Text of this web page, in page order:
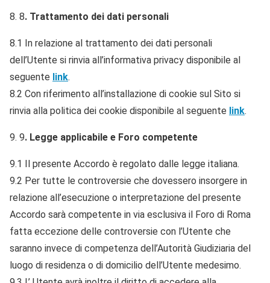
8. Trattamento dei dati personali
8.1 In relazione al trattamento dei dati personali
dell’Utente si rinvia all’informativa privacy disponibile al
seguente link.
8.2 Con riferimento all’installazione di cookie sul Sito si
rinvia alla politica dei cookie disponibile al seguente link.
9. Legge applicabile e Foro competente
9.1 Il presente Accordo è regolato dalle legge italiana.
9.2 Per tutte le controversie che dovessero insorgere in
relazione all’esecuzione o interpretazione del presente
Accordo sarà competente in via esclusiva il Foro di Roma
fatta eccezione delle controversie con l’Utente che
saranno invece di competenza dell’Autorità Giudiziaria del
luogo di residenza o di domicilio dell’Utente medesimo.